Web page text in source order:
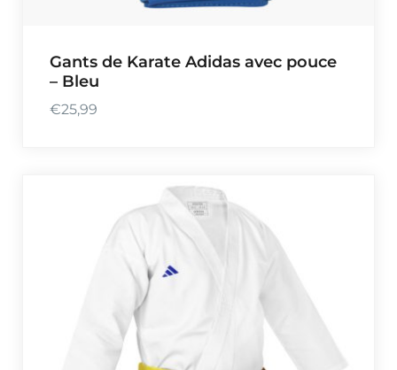
Gants de Karate Adidas avec pouce
– Bleu
€25,99